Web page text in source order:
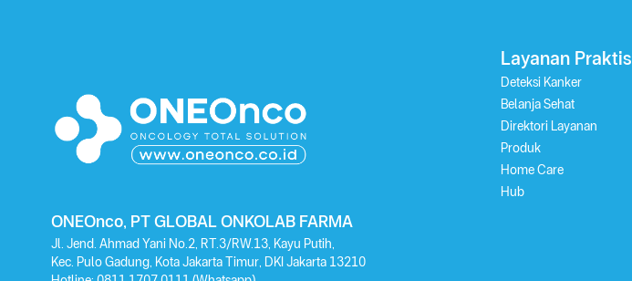
ONEOnco, PT GLOBAL ONKOLAB FARMA
Jl. Jend. Ahmad Yani No.2, RT.3/RW.13, Kayu Putih,
Kec. Pulo Gadung, Kota Jakarta Timur, DKI Jakarta 13210
Layanan Praktis
Deteksi Kanker
Belanja Sehat
Direktori Layanan
Produk
Home Care
Hub